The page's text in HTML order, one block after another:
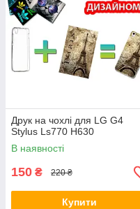
Друк на чохлі для LG G4
Stylus Ls770 H630
В наявності
150 ₴ 220 ₴
Купити